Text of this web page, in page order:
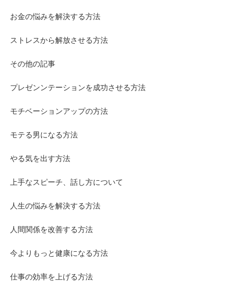
お金の悩みを解決する方法
ストレスから解放させる方法
その他の記事
プレゼンンテーションを成功させる方法
モチベーションアップの方法
モテる男になる方法
やる気を出す方法
上手なスピーチ、話し方について
人生の悩みを解決する方法
人間関係を改善する方法
今よりもっと健康になる方法
仕事の効率を上げる方法